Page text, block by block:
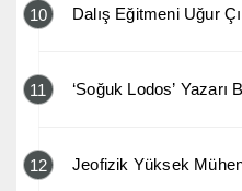
10 Dalış Eğitmeni Uğur
11 ‘Soğuk Lodos’ Yazarı
12 Jeofizik Yüksek